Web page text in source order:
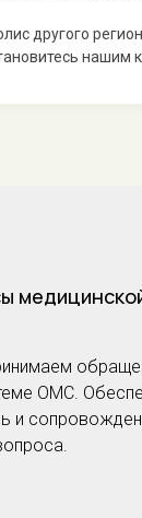
другого
нашим
ОМС.
и